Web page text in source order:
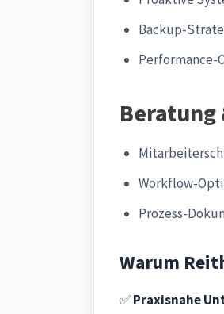
Backup-
Performance-
Beratung
Workflow-
Prozess-
Warum
✅Praxisnahe